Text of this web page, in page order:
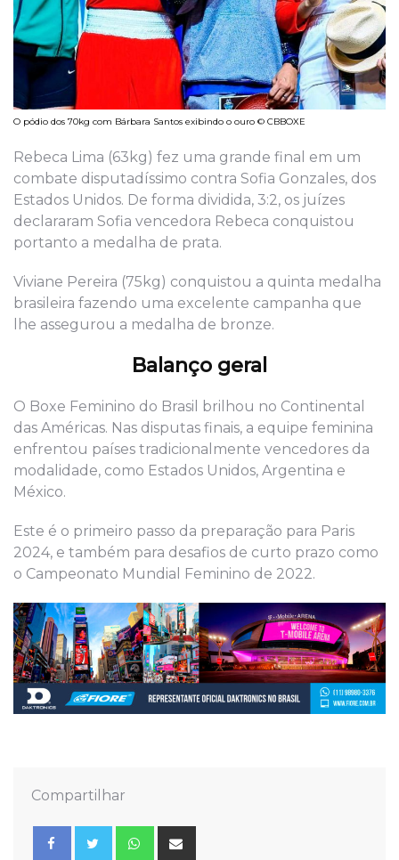
O pódio dos 70kg com Bárbara Santos exibindo o ouro © CBBOXE
Rebeca Lima (63kg) fez uma grande final em um
combate disputadíssimo contra Sofia Gonzales, dos
Estados Unidos. De forma dividida, 3:2, os juízes
declararam Sofia vencedora Rebeca conquistou
portanto a medalha de prata.
Viviane Pereira (75kg) conquistou a quinta medalha
brasileira fazendo uma excelente campanha que
lhe assegurou a medalha de bronze.
Balanço geral
O Boxe Feminino do Brasil brilhou no Continental
das Américas. Nas disputas finais, a equipe feminina
enfrentou países tradicionalmente vencedores da
modalidade, como Estados Unidos, Argentina e
México.
Este é o primeiro passo da preparação para Paris
2024, e também para desafios de curto prazo como
o Campeonato Mundial Feminino de 2022.
Compartilhar
Whatsapp